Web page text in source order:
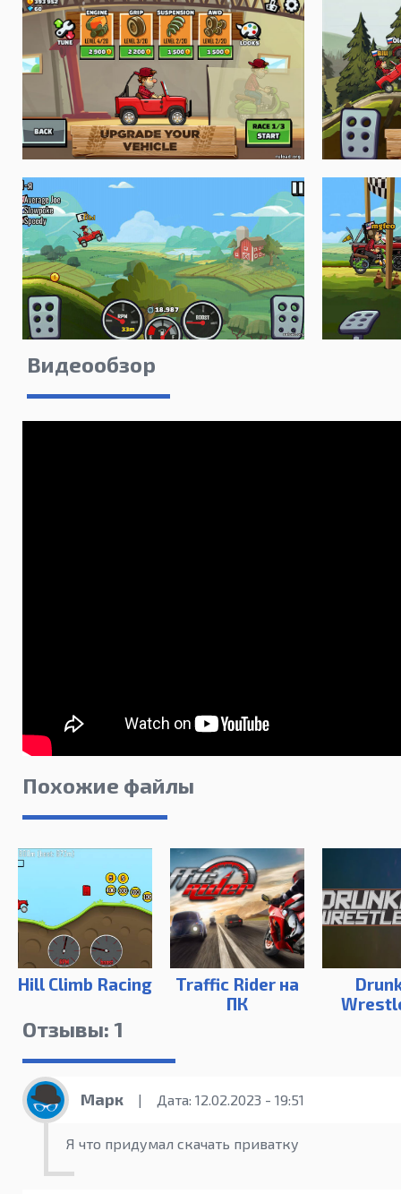
Видеообзор
Похожие файлы
Hill Climb Racing
Traffic Rider на
ПК
Отзывы: 1
Марк | Дата: 12.02.2023 - 19:51
Я что придумал скачать приватку